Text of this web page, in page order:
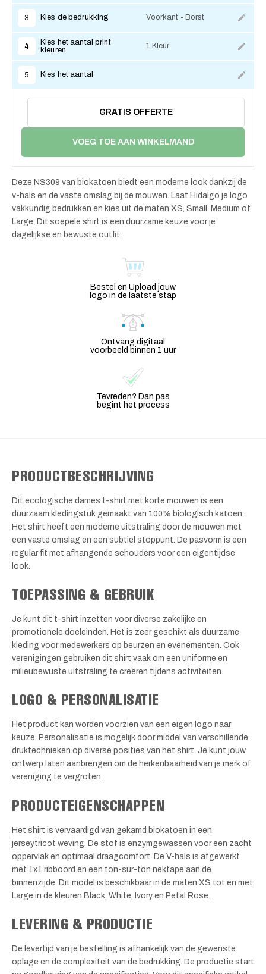
3 Kies de bedrukking Voorkant - Borst
4
Kies het aantal print
kleuren
1 Kleur
5 Kies het aantal
GRATIS OFFERTE
VOEG TOE AAN WINKELMAND
Deze NS309 van biokatoen biedt een moderne look dankzij de
v-hals en de vaste omslag bij de mouwen. Laat Hidalgo je logo
vakkundig bedrukken en kies uit de maten XS, Small, Medium of
Large. Dit soepele shirt is een duurzame keuze voor je
dagelijkse en bewuste outfit.
Bestel en Upload jouw
logo in de laatste stap
Ontvang digitaal
voorbeeld binnen 1 uur
Tevreden? Dan pas
begint het process
PRODUCTBESCHRIJVING
Dit ecologische dames t-shirt met korte mouwen is een
duurzaam kledingstuk gemaakt van 100% biologisch katoen.
Het shirt heeft een moderne uitstraling door de mouwen met
een vaste omslag en een subtiel stoppunt. De pasvorm is een
regular fit met afhangende schouders voor een eigentijdse
look.
TOEPASSING & GEBRUIK
Je kunt dit t-shirt inzetten voor diverse zakelijke en
promotionele doeleinden. Het is zeer geschikt als duurzame
kleding voor medewerkers op beurzen en evenementen. Ook
verenigingen gebruiken dit shirt vaak om een uniforme en
milieubewuste uitstraling te creëren tijdens activiteiten.
LOGO & PERSONALISATIE
Het product kan worden voorzien van een eigen logo naar
keuze. Personalisatie is mogelijk door middel van verschillende
druktechnieken op diverse posities van het shirt. Je kunt jouw
ontwerp laten aanbrengen om de herkenbaarheid van je merk of
vereniging te vergroten.
PRODUCTEIGENSCHAPPEN
Het shirt is vervaardigd van gekamd biokatoen in een
jerseytricot weving. De stof is enzymgewassen voor een zacht
oppervlak en optimaal draagcomfort. De V-hals is afgewerkt
met 1x1 ribboord en een ton-sur-ton nektape aan de
binnenzijde. Dit model is beschikbaar in de maten XS tot en met
Large in de kleuren Black, White, Ivory en Petal Rose.
LEVERING & PRODUCTIE
De levertijd van je bestelling is afhankelijk van de gewenste
oplage en de complexiteit van de bedrukking. De productie start